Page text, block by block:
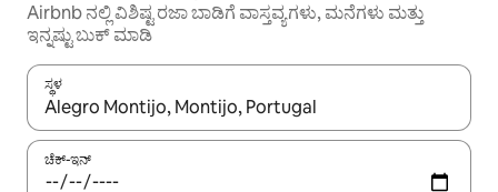
Airbnb ನಲ್ಲಿ ವಿಶಿಷ್ಟ ರಜಾ ಬಾಡಿಗೆ ವಾಸ್ತವ್ಯಗಳು, ಮನೆಗಳು ಮತ್ತು
ಇನ್ನಷ್ಟು ಬುಕ್ ಮಾಡಿ
ಸ್ಥಳ
ಫಲಿತಾಂಶಗಳು ಲಭ್ಯವಿರುವಾಗ, ಅಪ್ ಮತ್ತು ಡೌನ್ ಬಾಣದ ಕೀಲಿಗಳೊಂದಿಗೆ
ಚೆಕ್-ಇನ್